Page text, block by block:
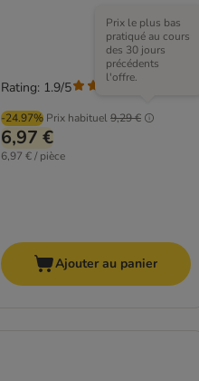
-24.97% Prix habituel9,29 €
Prix le plus bas
pratiqué au cours
des 30 jours
précédents
l'offre.
6,97 €
6,97 € / pièce
Rating: 1.9/5
Ajouter au panier